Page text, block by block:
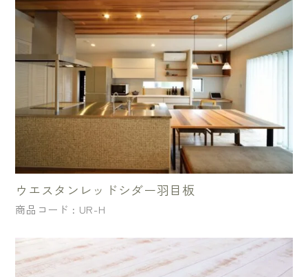
ウエスタンレッドシダー羽目板
商品コード : UR-H